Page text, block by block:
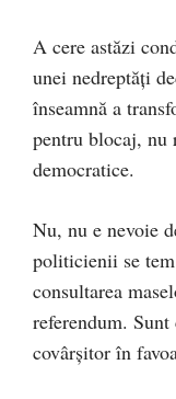
A cere astăzi
unei nedreptăți
înseamnă a
pentru blocaj, nu
democratice.
Nu, nu e nevoie
politicienii se
consultarea
referendum.
covârșitor în